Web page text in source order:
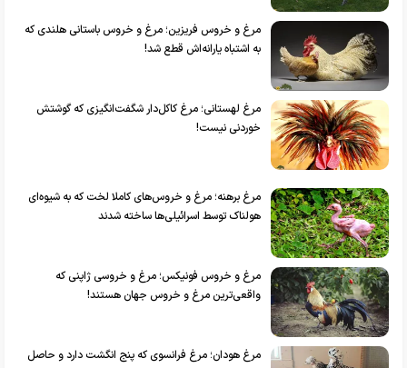
مرغ و خروس فریزین؛ مرغ و خروس باستانی هلندی که
به اشتباه یارانه‌اش قطع شد!
مرغ لهستانی؛ مرغ کاکل‌دار شگفت‌انگیزی که گوشتش
خوردنی نیست!
مرغ برهنه؛ مرغ و خروس‌های کاملا لخت که به شیوه‌ای
هولناک توسط اسرائیلی‌ها ساخته شدند
مرغ و خروس فونیکس؛ مرغ و خروسی ژاپنی که
واقعی‌ترین مرغ و خروس جهان هستند!
مرغ هودان؛ مرغ فرانسوی که پنج انگشت دارد و حاصل